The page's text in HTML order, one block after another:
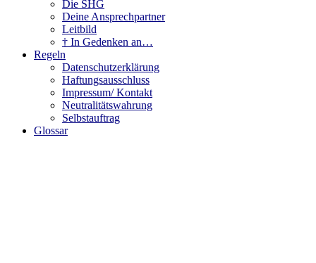
Die SHG
Deine Ansprechpartner
Leitbild
† In Gedenken an…
Regeln
Datenschutzerklärung
Haftungsausschluss
Impressum/ Kontakt
Neutralitätswahrung
Selbstauftrag
Glossar